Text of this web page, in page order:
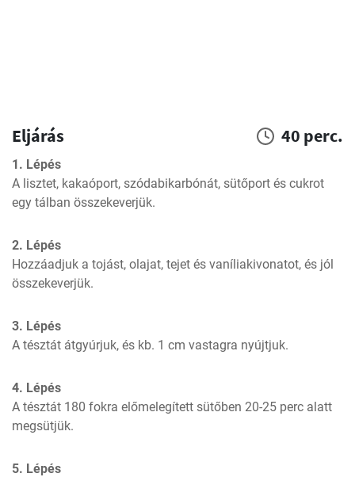
Eljárás 40 perc.
1. Lépés
A lisztet, kakaóport, szódabikarbónát, sütőport és cukrot
egy tálban összekeverjük.
2. Lépés
Hozzáadjuk a tojást, olajat, tejet és vaníliakivonatot, és jól
összekeverjük.
3. Lépés
A tésztát átgyúrjuk, és kb. 1 cm vastagra nyújtjuk.
4. Lépés
A tésztát 180 fokra előmelegített sütőben 20-25 perc alatt
megsütjük.
5. Lépés